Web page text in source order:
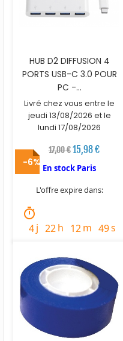
HUB D2 DIFFUSION 4
PORTS USB-C 3.0 POUR
PC -...
Livré chez vous entre le
jeudi 13/08/2026 et le
lundi 17/08/2026
17,00 € 15,98 €
En stock Paris
L'offre expire dans:
timer
4j 22h 12m 48s
-6%